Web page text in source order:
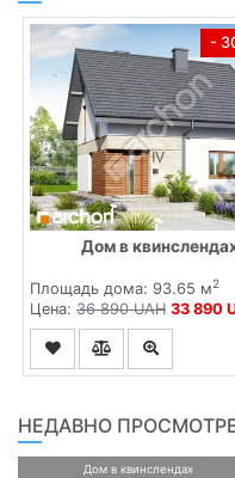
-
Дом в
Площадь дома: 93.65 м2
Цена: 36 890 UAH 33 890
НЕДАВНО
Дом в квинслендах